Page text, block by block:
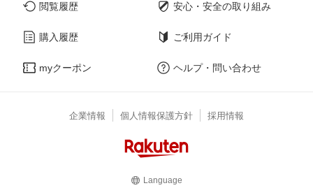
閲覧履歴
購入履歴
myクーポン
安心・安全の取り組み
ご利用ガイド
ヘルプ・問い合わせ
企業情報 個人情報保護方針 採用情報
Language